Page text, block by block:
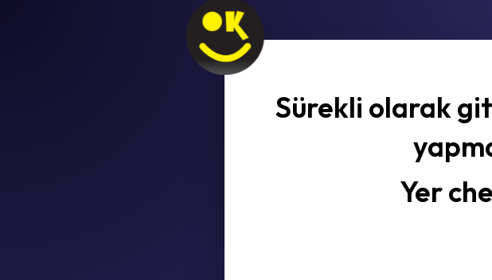
Sürekli olarak
Yer